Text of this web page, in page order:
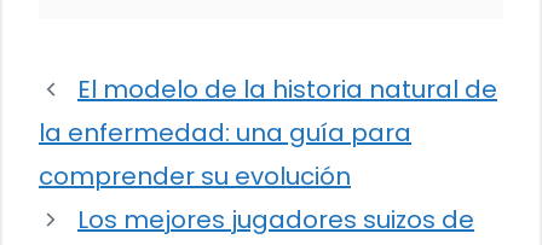
El modelo de la historia natural de
la enfermedad: una guía para
comprender su evolución
Los mejores jugadores suizos de